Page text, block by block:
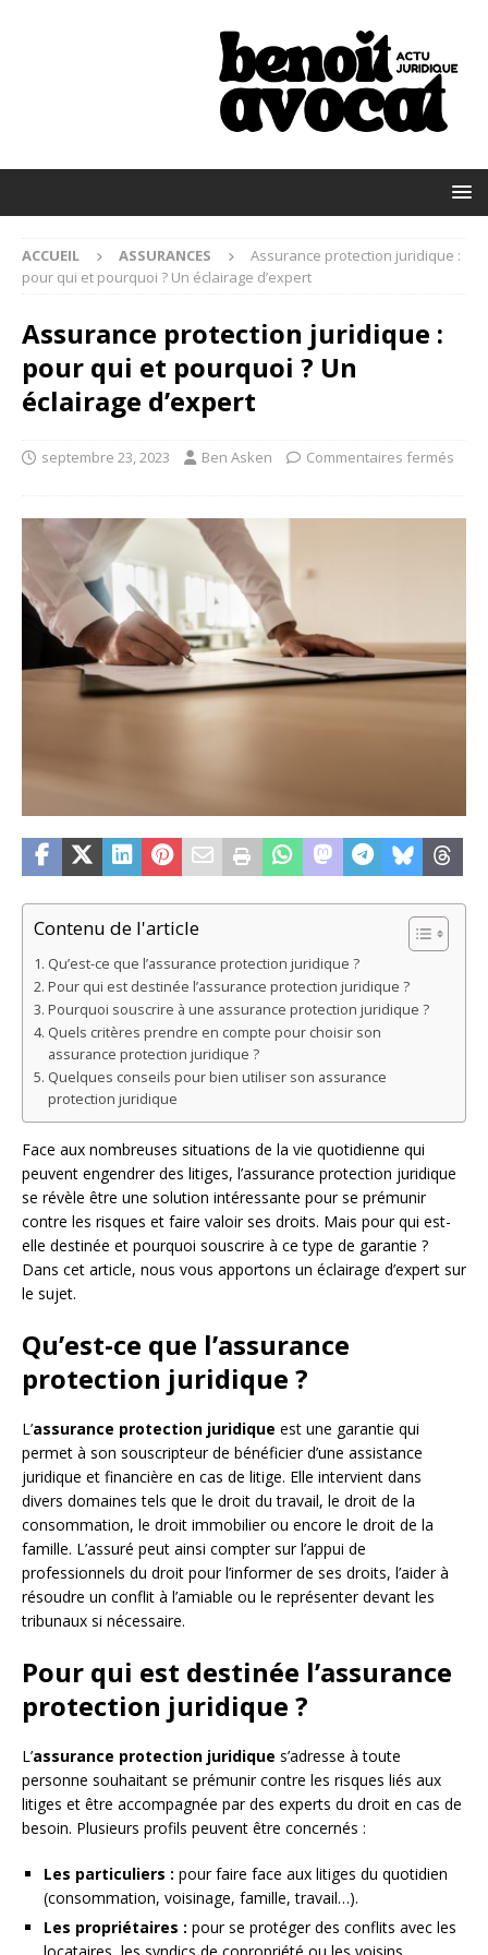
ACCUEIL ASSURANCES
Assurance protection juridique :
pour qui et pourquoi ? Un éclairage d’expert
Assurance protection juridique :
pour qui et pourquoi ? Un
éclairage d’expert
septembre 23, 2023 Ben Asken Commentaires fermés
Contenu de l'article
Qu’est-ce que l’assurance protection juridique ?
Pour qui est destinée l’assurance protection juridique ?
Pourquoi souscrire à une assurance protection juridique ?
Quels critères prendre en compte pour choisir son
assurance protection juridique ?
Quelques conseils pour bien utiliser son assurance
protection juridique
Face aux nombreuses situations de la vie quotidienne qui
peuvent engendrer des litiges, l’assurance protection juridique
se révèle être une solution intéressante pour se prémunir
contre les risques et faire valoir ses droits. Mais pour qui est-
elle destinée et pourquoi souscrire à ce type de garantie ?
Dans cet article, nous vous apportons un éclairage d’expert sur
le sujet.
Qu’est-ce que l’assurance
protection juridique ?
L’assurance protection juridique est une garantie qui
permet à son souscripteur de bénéficier d’une assistance
juridique et financière en cas de litige. Elle intervient dans
divers domaines tels que le droit du travail, le droit de la
consommation, le droit immobilier ou encore le droit de la
famille. L’assuré peut ainsi compter sur l’appui de
professionnels du droit pour l’informer de ses droits, l’aider à
résoudre un conflit à l’amiable ou le représenter devant les
tribunaux si nécessaire.
Pour qui est destinée l’assurance
protection juridique ?
L’assurance protection juridique s’adresse à toute
personne souhaitant se prémunir contre les risques liés aux
litiges et être accompagnée par des experts du droit en cas de
besoin. Plusieurs profils peuvent être concernés :
Les particuliers : pour faire face aux litiges du quotidien
(consommation, voisinage, famille, travail…).
Les propriétaires : pour se protéger des conflits avec les
locataires, les syndics de copropriété ou les voisins.